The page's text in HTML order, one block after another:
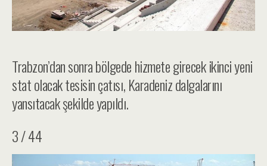
Trabzon’dan sonra bölgede hizmete girecek ikinci yeni
stat olacak tesisin çatısı, Karadeniz dalgalarını
yansıtacak şekilde yapıldı.
3 / 44